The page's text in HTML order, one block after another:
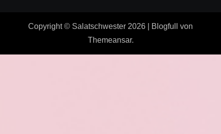
Copyright © Salatschwester 2026 Blogfull
von
Themeansar.